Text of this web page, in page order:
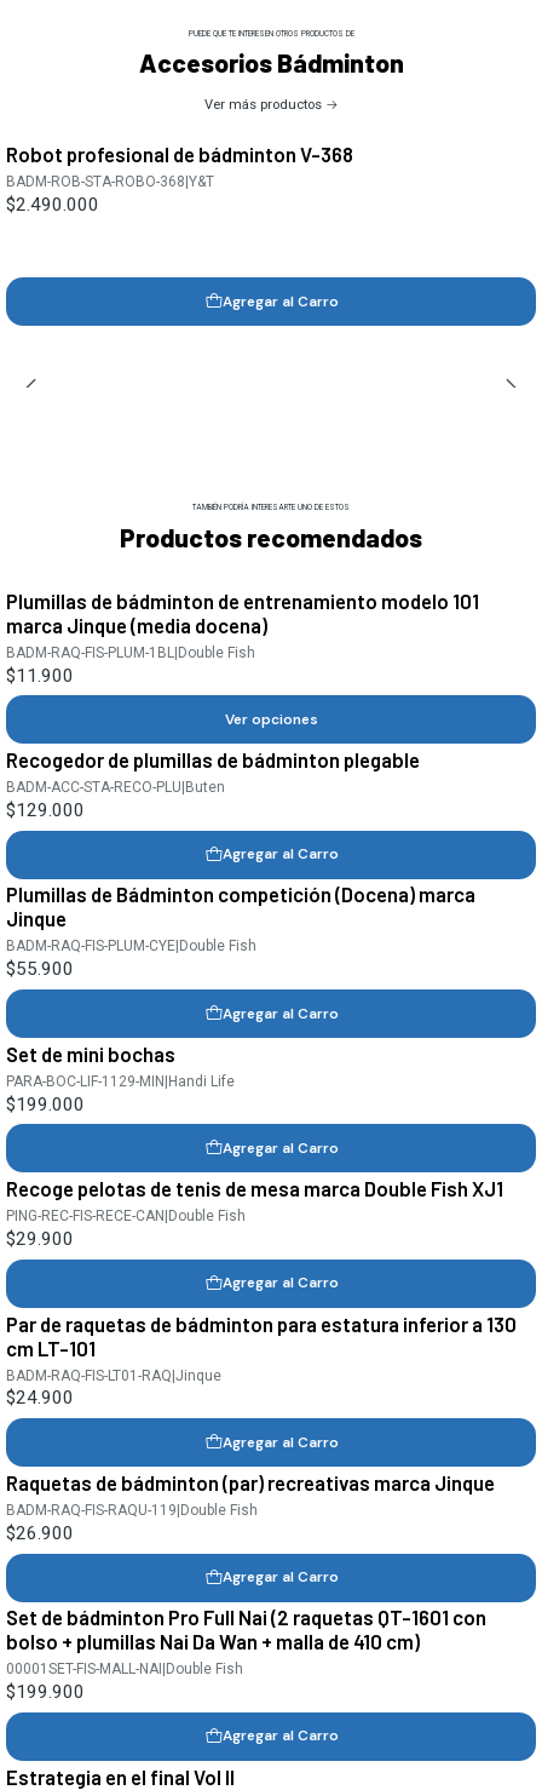
PUEDE QUE TE INTERESEN OTROS PRODUCTOS DE
Accesorios Bádminton
Ver más productos
Robot profesional de bádminton V-368
BADM-ROB-STA-ROBO-368 |Y&T
$2.490.000
Agregar al Carro
TAMBIÉN PODRÍA INTERESARTE UNO DE ESTOS
Productos recomendados
Plumillas de bádminton de entrenamiento modelo 101
marca Jinque (media docena)
BADM-RAQ-FIS-PLUM-1BL |Double Fish
$11.900
Ver opciones
Recogedor de plumillas de bádminton plegable
BADM-ACC-STA-RECO-PLU Buten
$129.000
Agregar al Carro
Plumillas de Bádminton competición (Docena) marca
Jinque
BADM-RAQ-FIS-PLUM-CYE Double Fish
$55.900
Agregar al Carro
Set de mini bochas
PARA-BOC-LIF-1129-MIN|Handi Life
$199.000
Agregar al Carro
Recoge pelotas de tenis de mesa marca Double Fish XJ1
PING-REC-FIS-RECE-CAN Double Fish
$29.900
Agregar al Carro
Par de raquetas de bádminton para estatura inferior a 130
cm LT-101
BADM-RAQ-FIS-LT01-RAQ|Jinque
$24.900
Agregar al Carro
Raquetas de bádminton (par) recreativas marca Jinque
BADM-RAQ-FIS-RAQU-119|Double Fish
$26.900
Agregar al Carro
Set de bádminton Pro Full Nai (2 raquetas QT-1601 con
bolso + plumillas Nai Da Wan + malla de 410 cm)
00001SET-FIS-MALL-NAI Double Fish
$199.900
Agregar al Carro
Estrategia en el final Vol II